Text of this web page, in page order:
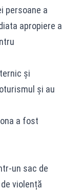
persoane a
apropiere a
și
și au
a fost
un sac de
violență